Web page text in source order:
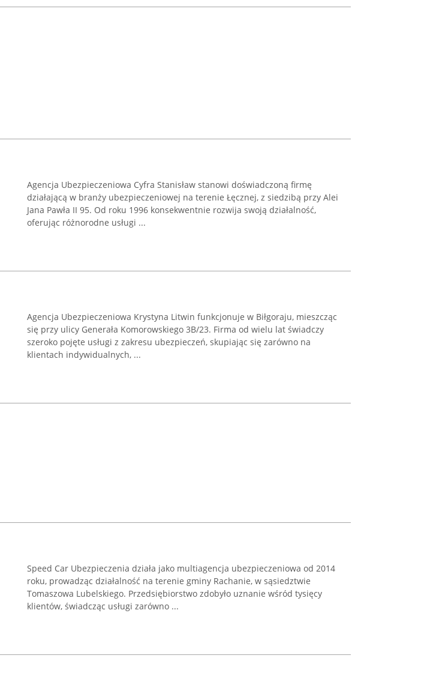
Agencja Ubezpieczeniowa Cyfra Stanisław stanowi doświadczoną firmę
działającą w branży ubezpieczeniowej na terenie Łęcznej, z siedzibą przy Alei
Jana Pawła II 95. Od roku 1996 konsekwentnie rozwija swoją działalność,
oferując różnorodne usługi ...
Agencja Ubezpieczeniowa Krystyna Litwin funkcjonuje w Biłgoraju, mieszcząc
się przy ulicy Generała Komorowskiego 3B/23. Firma od wielu lat świadczy
szeroko pojęte usługi z zakresu ubezpieczeń, skupiając się zarówno na
klientach indywidualnych, ...
Speed Car Ubezpieczenia działa jako multiagencja ubezpieczeniowa od 2014
roku, prowadząc działalność na terenie gminy Rachanie, w sąsiedztwie
Tomaszowa Lubelskiego. Przedsiębiorstwo zdobyło uznanie wśród tysięcy
klientów, świadcząc usługi zarówno ...